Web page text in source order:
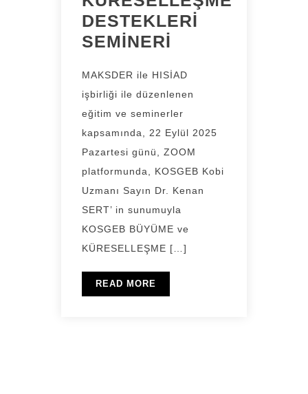
DESTEKLERİ
SEMİNERİ
MAKSDER ile HISİAD
işbirliği ile düzenlenen
eğitim ve seminerler
kapsamında, 22 Eylül 2025
Pazartesi günü, ZOOM
platformunda, KOSGEB Kobi
Uzmanı Sayın Dr. Kenan
SERT’ in sunumuyla
KOSGEB BÜYÜME ve
KÜRESELLEŞME […]
READ MORE